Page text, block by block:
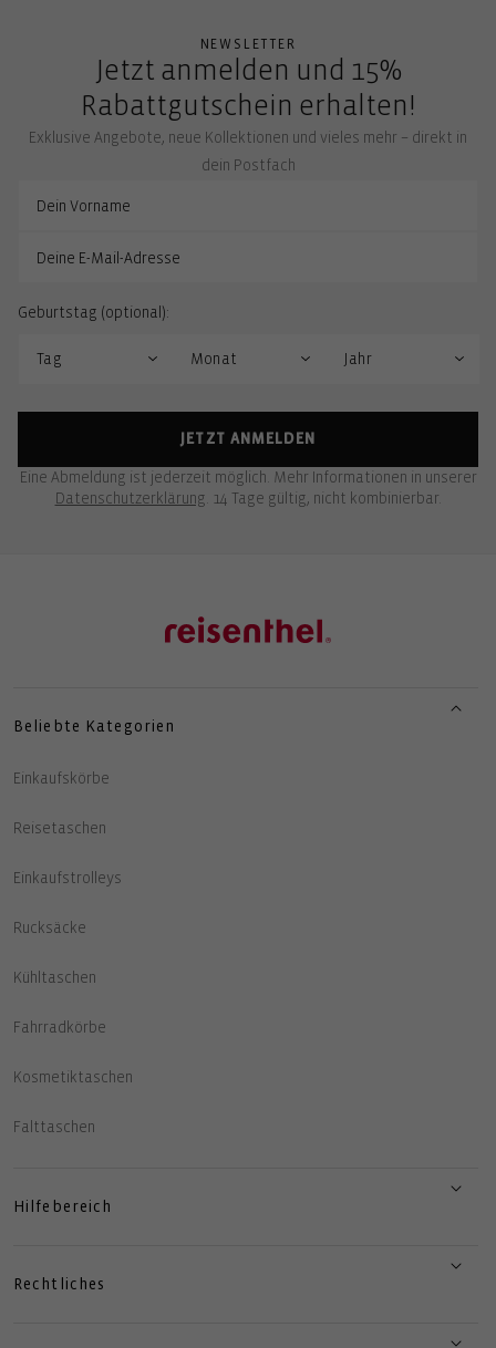
NEWSLETTER
Jetzt anmelden und 15%
Rabattgutschein erhalten!
Exklusive Angebote, neue Kollektionen und vieles mehr – direkt in
dein Postfach
Geburtstag (optional):
JETZT ANMELDEN
Eine Abmeldung ist jederzeit möglich. Mehr Informationen in unserer
Datenschutzerklärung . 14 Tage gültig, nicht kombinierbar.
Beliebte Kategorien
Einkaufskörbe
Reisetaschen
Einkaufstrolleys
Rucksäcke
Kühltaschen
Fahrradkörbe
Kosmetiktaschen
Falttaschen
Hilfebereich
Rechtliches